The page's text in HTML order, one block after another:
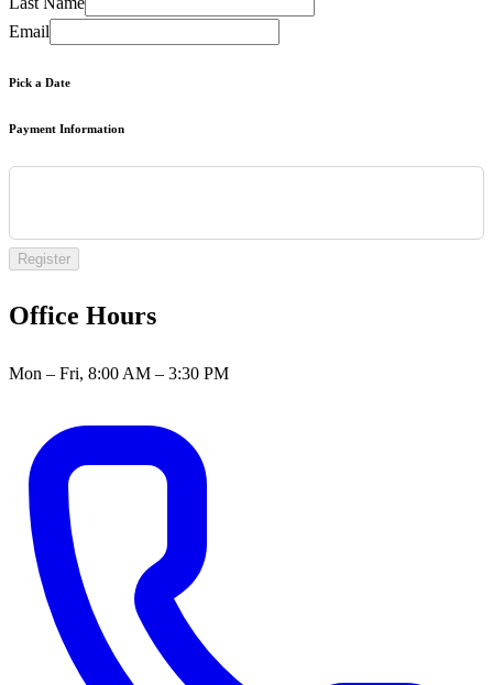
Email
Pick a Date
Payment Information
Register
Office Hours
Mon – Fri, 8:00 AM – 3:30 PM